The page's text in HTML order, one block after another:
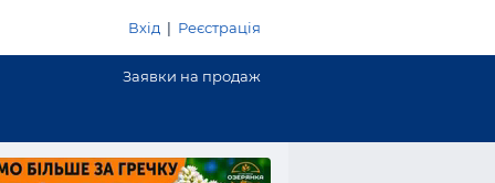
Вхід | Реєстрація
Заявки на продаж